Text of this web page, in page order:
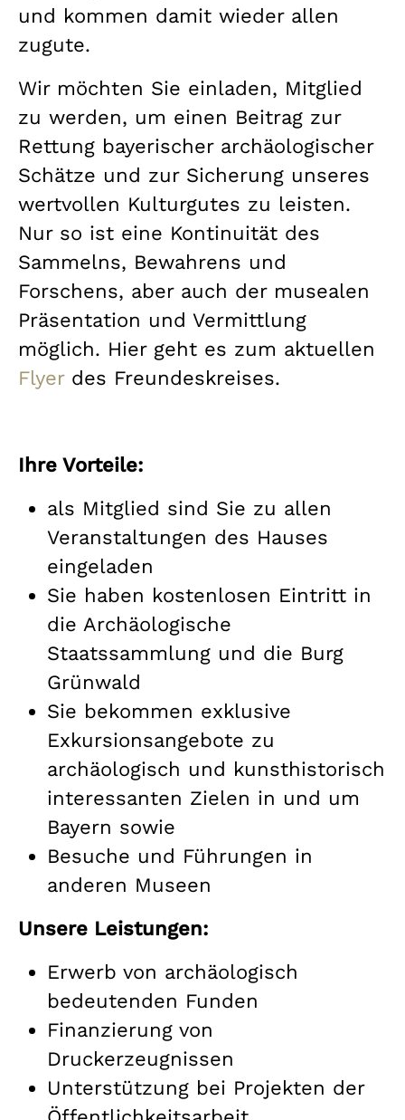
und kommen damit wieder allen
zugute.
Wir möchten Sie einladen, Mitglied
zu werden, um einen Beitrag zur
Rettung bayerischer archäologischer
Schätze und zur Sicherung unseres
wertvollen Kulturgutes zu leisten.
Nur so ist eine Kontinuität des
Sammelns, Bewahrens und
Forschens, aber auch der musealen
Präsentation und Vermittlung
möglich. Hier geht es zum aktuellen
Flyerdes Freundeskreises.
Ihre Vorteile:
als Mitglied sind Sie zu allen
Veranstaltungen des Hauses
eingeladen
Sie haben kostenlosen Eintritt in
die Archäologische
Staatssammlung und die Burg
Grünwald
Sie bekommen exklusive
Exkursionsangebote zu
archäologisch und kunsthistorisch
interessanten Zielen in und um
Bayern sowie
Besuche und Führungen in
anderen Museen
Unsere Leistungen:
Erwerb von archäologisch
bedeutenden Funden
Finanzierung von
Druckerzeugnissen
Unterstützung bei Projekten der